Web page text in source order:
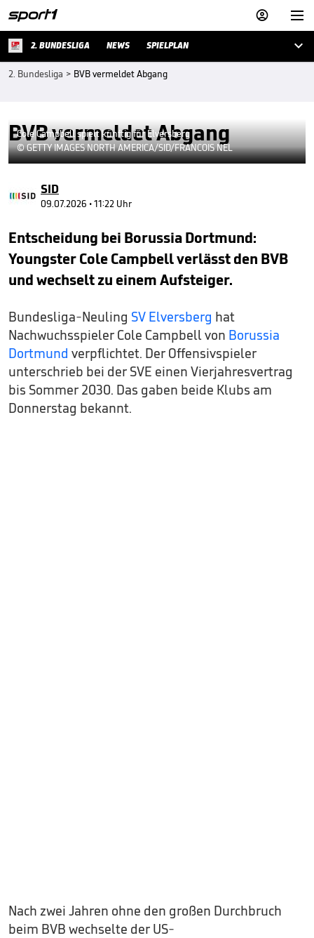


2. BUNDESLIGA NEWS SPIELPLAN 
2. Bundesliga > BVB vermeldet Abgang
BVB vermeldet Abgang
Cole Campbell spielt künftig für Elversberg
© GETTY IMAGES NORTH AMERICA/SID/FRANCOIS NEL
SID
09.07.2026 • 11:22 Uhr
Entscheidung bei Borussia Dortmund:
Youngster Cole Campbell verlässt den BVB
und wechselt zu einem Aufsteiger.
Bundesliga-Neuling SV Elversberg hat
Nachwuchsspieler Cole Campbell von Borussia
Dortmund verpflichtet. Der Offensivspieler
unterschrieb bei der SVE einen Vierjahresvertrag
bis Sommer 2030. Das gaben beide Klubs am
Donnerstag bekannt.
Nach zwei Jahren ohne den großen Durchbruch
beim BVB wechselte der US-